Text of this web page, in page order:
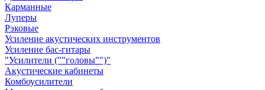
Карманные
Луперы
Рэковые
Усиление акустических инструментов
Усиление бас-гитары
"Усилители (""головы"")"
Акустические кабинеты
Комбоусилители